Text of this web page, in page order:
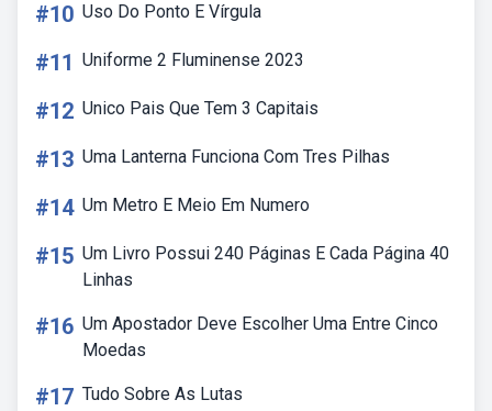
#10 Uso Do Ponto E Vírgula
#11 Uniforme 2 Fluminense 2023
#12 Unico Pais Que Tem 3 Capitais
#13 Uma Lanterna Funciona Com Tres Pilhas
#14 Um Metro E Meio Em Numero
#15 Um Livro Possui 240 Páginas E Cada Página 40
Linhas
#16 Um Apostador Deve Escolher Uma Entre Cinco
Moedas
#17 Tudo Sobre As Lutas